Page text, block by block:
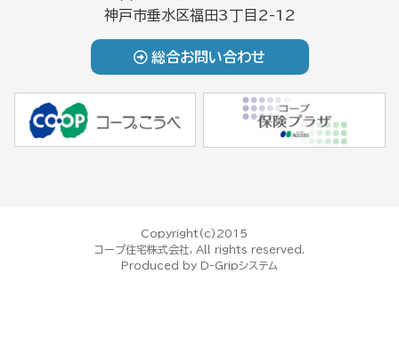
神戸市垂水区福田3丁目2-12
総合お問い合わせ
Copyright(c)2015
コープ住宅株式会社, All rights reserved.
Produced by D-Gripシステム